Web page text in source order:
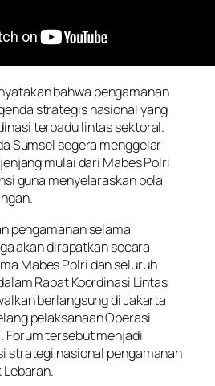
bahwa pengamanan
strategis nasional yang
terpadu lintas sektoral.
Sumsel segera menggelar
mulai dari Mabes Polri
guna menyelaraskan pola
pengamanan selama
akan dirapatkan secara
Mabes Polri dan seluruh
Rapat Koordinasi Lintas
berlangsung di Jakarta
pelaksanaan Operasi
Forum tersebut menjadi
strategi nasional pengamanan